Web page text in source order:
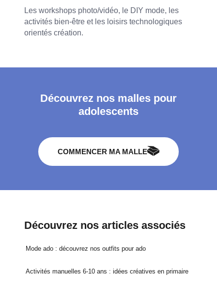
Les workshops photo/vidéo, le DIY mode, les
activités bien-être et les loisirs technologiques
orientés création.
Découvrez nos malles pour
adolescents
COMMENCER MA MALLE
Découvrez nos articles associés
Mode ado : découvrez nos outfits pour ado
Activités manuelles 6-10 ans : idées créatives en primaire